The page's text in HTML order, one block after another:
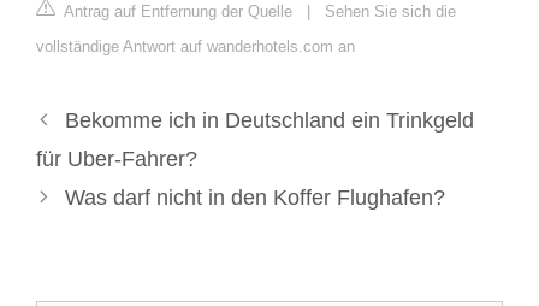
Antrag auf Entfernung der Quelle | Sehen Sie sich die
vollständige Antwort auf wanderhotels.com an
Bekomme ich in Deutschland ein Trinkgeld
für Uber-Fahrer?
Was darf nicht in den Koffer Flughafen?